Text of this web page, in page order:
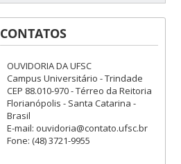
CONTATOS
OUVIDORIA DA UFSC
Campus Universitário - Trindade
CEP 88.010-970 - Térreo da Reitoria
Florianópolis - Santa Catarina -
Brasil
E-mail: ouvidoria@contato.ufsc.br
Fone: (48) 3721-9955